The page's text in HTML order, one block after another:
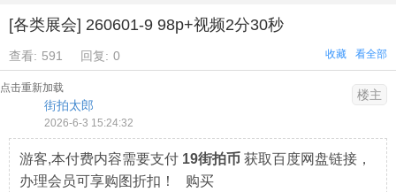
[各类展会] 260601-9 98p+视频2分30秒
查看: 591 回复: 0 看全部
收藏
点击重新加载
街拍太郎
2026-6-3 15:24:32
楼主
游客,本付费内容需要支付 19街拍币 获取百度网盘链接，
办理会员可享购图折扣！ 购买